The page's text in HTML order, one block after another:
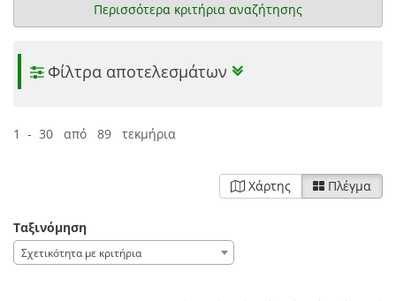
Περισσότερα κριτήρια αναζήτησης
Φίλτρα αποτελεσμάτων
1 - 30 από 89 τεκμήρια
Χάρτης Πλέγμα
Ταξινόμηση
Σχετικότητα με κριτήρια